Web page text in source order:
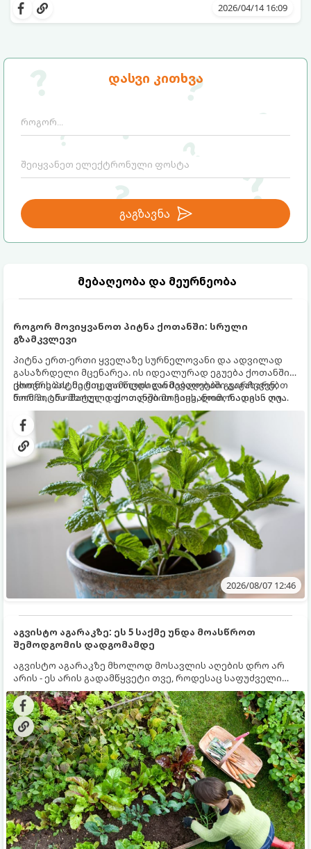
დასვი კითხვა
გაგზავნა
მებაღეობა და მეურნეობა
როგორ მოვიყვანოთ პიტნა ქოთანში: სრული
გზამკვლევი
პიტნა ერთ-ერთი ყველაზე სურნელოვანი და ადვილად
გასაზრდელი მცენარეა. ის იდეალურად ეგუება ქოთანში
ცხოვრებას, მეტიც, გამოცდილი მებაღეები გვირჩევენ,
რომ პიტნა მხოლოდ ქოთანში მოვიყვანოთ, რადგან ღია
გრუნტში (ბაღში) დარგვისას ის ფესვებით ძალიან
სწრაფად ვრცელდება და სხვა მცენარეებს ავიწროებს.
ქოთნის პიტნა მთელი წლის განმავლობაში გაგახარებთ
ნორჩი, არომატული ფოთლებით ჩაის, ლიმონათისა თუ
კერძებისთვის.
2026/08/07 12:46
აგვისტო აგარაკზე: ეს 5 საქმე უნდა მოასწროთ
შემოდგომის დადგომამდე
აგვისტო აგარაკზე მხოლოდ მოსავლის აღების დრო არ
არის - ეს არის გადამწყვეტი თვე, როდესაც საფუძველი
ეყრება მომავალი წლის მოსავალს და ბაღი მზადდება
შემოდგომა-ზამთრის სეზონისთვის. იმისათვის, რომ
ნიადაგმა ენერგია აღიდგინოს, ხოლო მცენარეებმა
ზამთარს გაუძლონ, აგვისტოს ბოლომდე 5
მნიშვნელოვანი საქმის გაკეთება უნდა მოასწროთ:
წვენების ან მკაცრი დიეტების მეშვეობით.
მათი ეფექტი და რას ფიქრობს ამაზე
2026/04/14 16:09